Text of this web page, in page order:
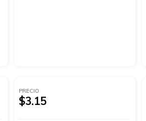
PRECIO
$3.15